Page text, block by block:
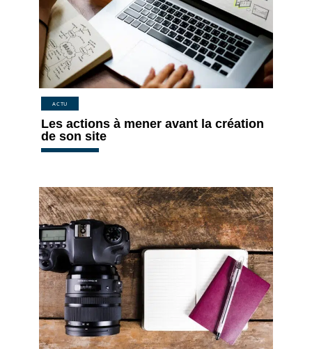
ACTU
Les actions à mener avant la création
de son site